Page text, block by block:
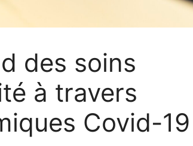
des soins
à travers
Covid-19